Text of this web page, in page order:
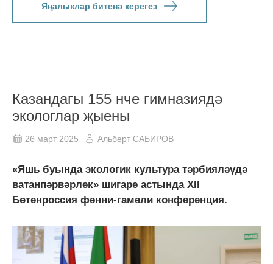
Яңалыклар битенә керегез
Казандагы 155 нче гимназиядә
экологлар җыены
26 март 2025 Альберт САБИРОВ
«Яшь буында экологик культура тәрбияләүдә
ватанпәрвәрлек» шигаре астында XII
Бөтенроссия фәнни-гамәли конференция.